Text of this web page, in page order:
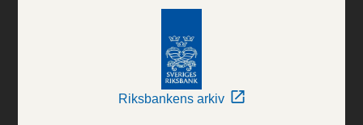
Riksbankens arkiv